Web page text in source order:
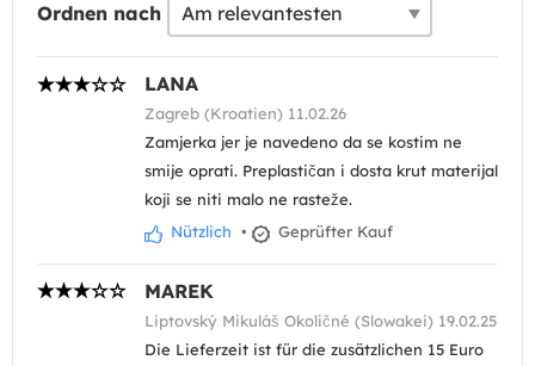
Ordnen nach
LANA
Zagreb (Kroatien) 11.02.26
Zamjerka jer je navedeno da se kostim ne
smije oprati. Preplastičan i dosta krut materijal
koji se niti malo ne rasteže.
Nützlich • Geprüfter Kauf
MAREK
Liptovský Mikuláš Okoličné (Slowakei) 19.02.25
Die Lieferzeit ist für die zusätzlichen 15 Euro